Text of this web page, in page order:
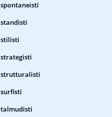
spontaneisti
standisti
stilisti
strategisti
strutturalisti
surfisti
talmudisti